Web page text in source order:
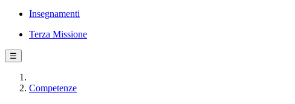
Insegnamenti
Terza Missione
☰
Competenze